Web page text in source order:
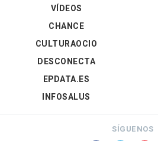
VÍDEOS
CHANCE
CULTURAOCIO
DESCONECTA
EPDATA.ES
INFOSALUS
SÍGUENOS